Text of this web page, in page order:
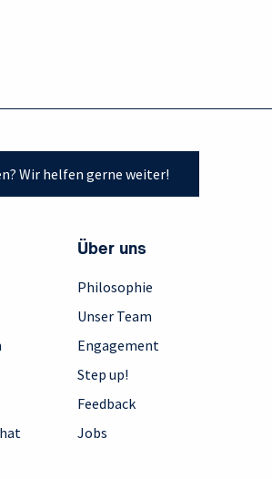
Wir helfen gerne weiter!
Über uns
Philosophie
Unser Team
Engagement
Step up!
Feedback
Jobs